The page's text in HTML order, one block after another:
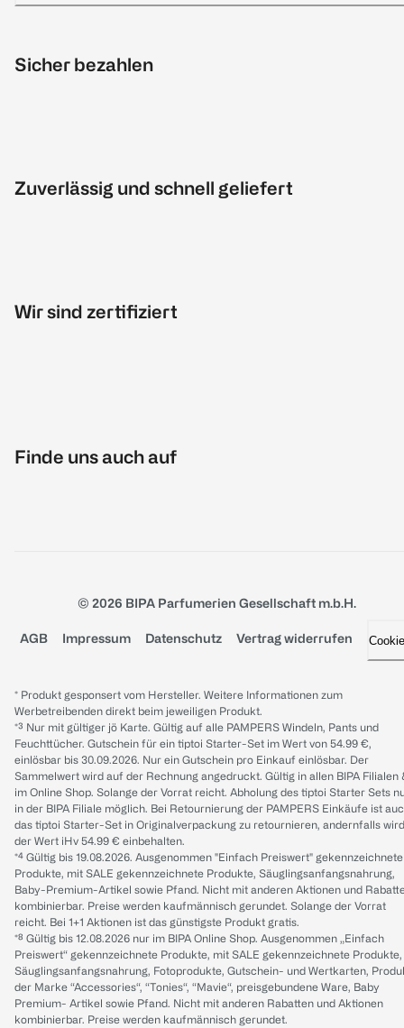
Sicher bezahlen
Zuverlässig und schnell geliefert
Wir sind zertifiziert
Finde uns auch auf
© 2026 BIPA Parfumerien Gesellschaft m.b.H.
AGB Impressum Datenschutz Vertrag widerrufen
* Produkt gesponsert vom Hersteller. Weitere Informationen zum
Werbetreibenden direkt beim jeweiligen Produkt.
*³ Nur mit gültiger jö Karte. Gültig auf alle PAMPERS Windeln, Pants und
Feuchttücher. Gutschein für ein tiptoi Starter-Set im Wert von 54.99 €,
einlösbar bis 30.09.2026. Nur ein Gutschein pro Einkauf einlösbar. Der
Sammelwert wird auf der Rechnung angedruckt. Gültig in allen BIPA Filialen
im Online Shop. Solange der Vorrat reicht. Abholung des tiptoi Starter Sets
in der BIPA Filiale möglich. Bei Retournierung der PAMPERS Einkäufe ist
das tiptoi Starter-Set in Originalverpackung zu retournieren, andernfalls wird
der Wert iHv 54.99 € einbehalten.
*⁴ Gültig bis 19.08.2026. Ausgenommen "Einfach Preiswert" gekennzeichnete
Produkte, mit SALE gekennzeichnete Produkte, Säuglingsanfangsnahrung,
Baby-Premium-Artikel sowie Pfand. Nicht mit anderen Aktionen und
kombinierbar. Preise werden kaufmännisch gerundet. Solange der Vorrat
reicht. Bei 1+1 Aktionen ist das günstigste Produkt gratis.
*⁸ Gültig bis 12.08.2026 nur im BIPA Online Shop. Ausgenommen „Einfach
Preiswert“ gekennzeichnete Produkte, mit SALE gekennzeichnete Produkte,
Säuglingsanfangsnahrung, Fotoprodukte, Gutschein- und Wertkarten,
der Marke “Accessories“, “Tonies“, “Mavie“, preisgebundene Ware, Baby
Premium- Artikel sowie Pfand. Nicht mit anderen Rabatten und Aktionen
kombinierbar. Preise werden kaufmännisch gerundet.